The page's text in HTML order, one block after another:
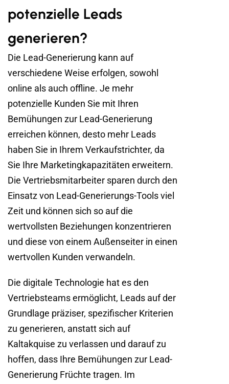
potenzielle Leads
generieren?
Die Lead-Generierung kann auf
verschiedene Weise erfolgen, sowohl
online als auch offline. Je mehr
potenzielle Kunden Sie mit Ihren
Bemühungen zur Lead-Generierung
erreichen können, desto mehr Leads
haben Sie in Ihrem Verkaufstrichter, da
Sie Ihre Marketingkapazitäten erweitern.
Die Vertriebsmitarbeiter sparen durch den
Einsatz von Lead-Generierungs-Tools viel
Zeit und können sich so auf die
wertvollsten Beziehungen konzentrieren
und diese von einem Außenseiter in einen
wertvollen Kunden verwandeln.
Die digitale Technologie hat es den
Vertriebsteams ermöglicht, Leads auf der
Grundlage präziser, spezifischer Kriterien
zu generieren, anstatt sich auf
Kaltakquise zu verlassen und darauf zu
hoffen, dass Ihre Bemühungen zur Lead-
Generierung Früchte tragen. Im